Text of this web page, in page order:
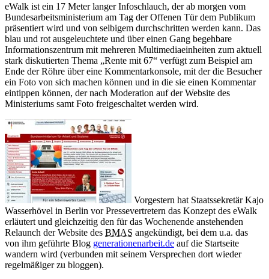
eWalk ist ein 17 Meter langer Infoschlauch, der ab morgen vom
Bundesarbeitsministerium am Tag der Offenen Tür dem Publikum
präsentiert wird und von selbigem durchschritten werden kann. Das
blau und rot ausgeleuchtete und über einen Gang begehbare
Informationszentrum mit mehreren Multimediaeinheiten zum aktuell
stark diskutierten Thema „Rente mit 67“ verfügt zum Beispiel am
Ende der Röhre über eine Kommentarkonsole, mit der die Besucher
ein Foto von sich machen können und in die sie einen Kommentar
eintippen können, der nach Moderation auf der Website des
Ministeriums samt Foto freigeschaltet werden wird.
Vorgestern hat Staatssekretär Kajo
Wasserhövel in Berlin vor Pressevertretern das Konzept des eWalk
erläutert und gleichzeitig den für das Wochenende anstehenden
Relaunch der Website des BMAS angekündigt, bei dem u.a. das
von ihm geführte Blog generationenarbeit.de auf die Startseite
wandern wird (verbunden mit seinem Versprechen dort wieder
regelmäßiger zu bloggen).